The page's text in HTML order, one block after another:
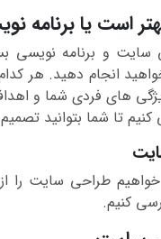
است یا برنامه
سایت و برنامه نویسی
انجام دهید. هر کدام
های فردی شما و
کنیم تا شما بتوانید
طراحی سایت را از
کنیم.